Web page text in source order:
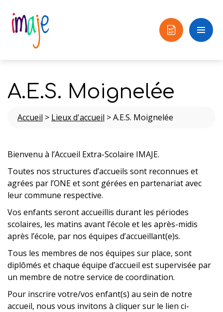
A.E.S. Moignelée
Accueil > Lieux d'accueil >A.E.S. Moignelée
Bienvenu à l’Accueil Extra-Scolaire IMAJE.
Toutes nos structures d’accueils sont reconnues et
agrées par l’ONE et sont gérées en partenariat avec
leur commune respective.
Vos enfants seront accueillis durant les périodes
scolaires, les matins avant l’école et les après-midis
après l’école, par nos équipes d’accueillant(e)s.
Tous les membres de nos équipes sur place, sont
diplômés et chaque équipe d’accueil est supervisée par
un membre de notre service de coordination.
Pour inscrire votre/vos enfant(s) au sein de notre
accueil, nous vous invitons à cliquer sur le lien ci-